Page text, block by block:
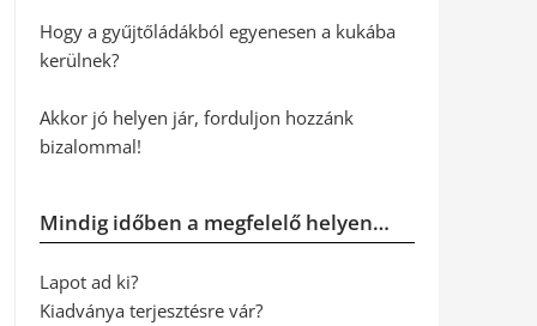
Hogy a gyűjtőládákból egyenesen a kukába
kerülnek?
Akkor jó helyen jár, forduljon hozzánk
bizalommal!
Mindig időben a megfelelő helyen…
Lapot ad ki?
Kiadványa terjesztésre vár?